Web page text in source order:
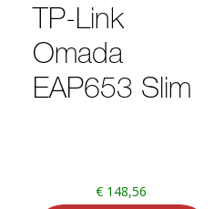
TP-Link
Omada
EAP653 Slim
€148,56